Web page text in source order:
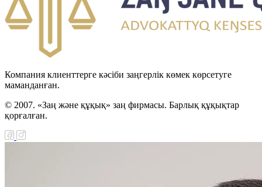
Компания клиенттерге кәсіби заңгерлік көмек көрсетуге
маманданған.
© 2007. «Заң және құқық» заң фирмасы. Барлық құқықтар
қорғалған.